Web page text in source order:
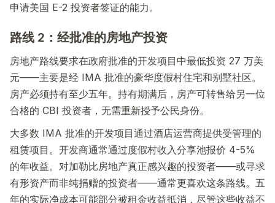
申请美国 E-2 投资者签证的能力。
路线 2：经批准的房地产投资
房地产路线要求在政府批准的开发项目中最低投资 27 万美
元——主要是经 IMA 批准的豪华度假村住宅和别墅社区。
房产必须持有至少五年。持有期满后，房产可转售给另一位
合格的 CBI 投资者，无需重新授予公民身份。
大多数 IMA 批准的开发项目通过酒店运营商提供受管理的
租赁项目。开发商通常通过度假村收入分享池报价 4-5%
的年收益。对加勒比房地产真正感兴趣的投资者——或寻求
有形资产而非纯捐赠的投资者——通常更喜欢这条路线。五
年的实际净成本可能部分被租金收益抵消，尽管这些收益不